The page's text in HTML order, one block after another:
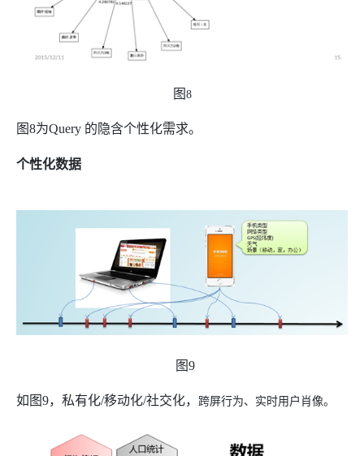
图 8
图8为Query 的隐含个性化需求。
个性化数据
图9
如图9，私有化/移动化/社交化， 跨屏行为、实时用户肖像。